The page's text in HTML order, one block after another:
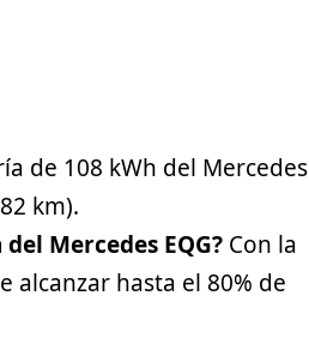
de 108 kWh del Mercedes
km).
Mercedes EQG? Con la
alcanzar hasta el 80% de